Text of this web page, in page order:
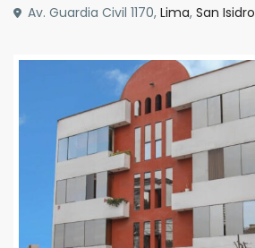
Av. Guardia Civil 1170,Lima,San Isidro